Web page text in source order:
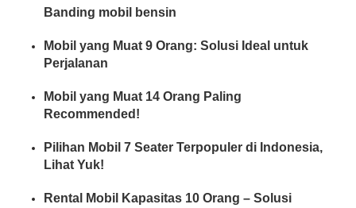
Banding mobil bensin
Mobil yang Muat 9 Orang: Solusi Ideal untuk
Perjalanan
Mobil yang Muat 14 Orang Paling
Recommended!
Pilihan Mobil 7 Seater Terpopuler di Indonesia,
Lihat Yuk!
Rental Mobil Kapasitas 10 Orang – Solusi